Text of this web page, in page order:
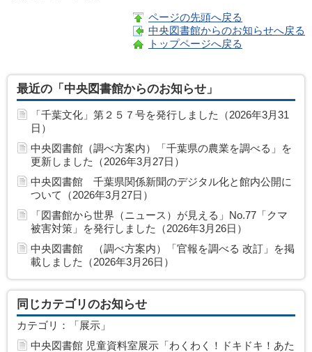
ページの先頭へ戻る
中央図書館からのお知らせへ戻る
トップページへ戻る
最近の「中央図書館からのお知らせ」
「千葉文化」第２５７号を発行しました（2026年3月31
日）
中央図書館（調べ方案内）「千葉県の農業を調べる」を
更新しました（2026年3月27日）
中央図書館 千葉県関係新聞のデジタル化と館内公開に
ついて（2026年3月27日）
「図書館から世界（ニュース）が見える」No.77「クマ
被害対策」を発行しました（2026年3月26日）
中央図書館 （調べ方案内）「官報を調べる 改訂」を掲
載しました（2026年3月26日）
同じカテゴリのお知らせ
カテゴリ：「展示」
中央図書館 児童資料室展示「わくわく！ドキドキ！あた